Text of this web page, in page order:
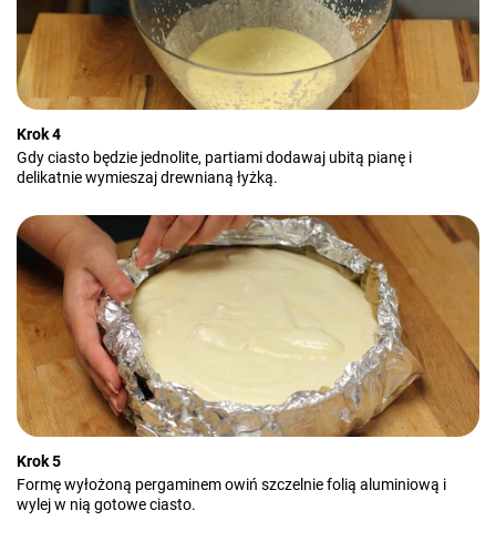
Krok 4
Gdy ciasto będzie jednolite, partiami dodawaj ubitą pianę i
delikatnie wymieszaj drewnianą łyżką.
Krok 5
Formę wyłożoną pergaminem owiń szczelnie folią aluminiową i
wylej w nią gotowe ciasto.